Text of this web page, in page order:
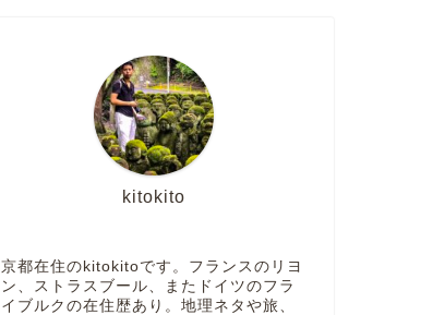
kitokito
京都在住のkitokitoです。フランスのリヨ
ン、ストラスブール、またドイツのフラ
イブルクの在住歴あり。地理ネタや旅、